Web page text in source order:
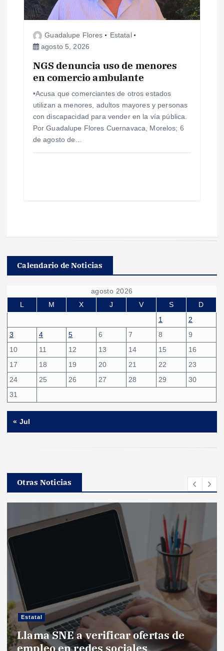
Guadalupe Flores
Estatal
agosto 5, 2026
NGS denuncia uso de menores
en comercio ambulante
•Acusa que comerciantes de otros estados
utilizan a menores, adultos mayores y personas
con discapacidad para vender en la vía pública.
Por Guadalupe Flores Cuernavaca, Morelos; 6
de agosto de…
Calendario de Noticias
agosto 2026
L
M X J V S
D
1
2
3
4 5 6 7 8
9
10
11 12 13 14 15
16
17
18 19 20 21 22
23
24
25 26 27 28 29
30
31
« Jul
Otras Noticias
Estatal
Llama SNE a verificar ofertas de